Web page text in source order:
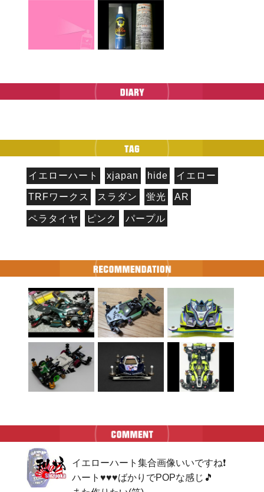
イエローハート xjapan hide イエロー
TRFワークス スラダン 蛍光 AR
ペラタイヤ ピンク パープル
イエローハート集合画像いいですね❗
ハート♥♥♥ばかりでPOPな感じ🎵